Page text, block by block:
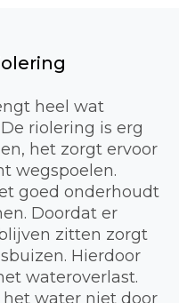
heel wat
riolering is erg
het zorgt ervoor
wegspoelen.
goed onderhoudt
Doordat er
zitten zorgt
Hierdoor
wateroverlast.
water niet door